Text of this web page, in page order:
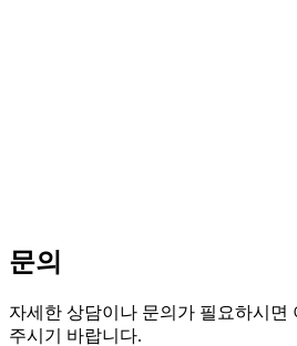
문의
자세한 상담이나 문의가 필요하시면
주시기 바랍니다.